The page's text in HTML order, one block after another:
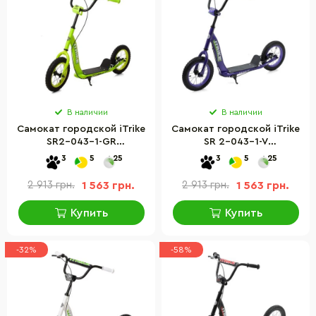
В наличии
Самокат городской iTrike
SR2-043-1-GR
подростковый
3 5 25
2 913 грн. 1 563 грн.
Купить
В наличии
Самокат городской iTrike
SR 2-043-1-V
подростковый
3 5 25
2 913 грн. 1 563 грн.
Купить
-32% -58%